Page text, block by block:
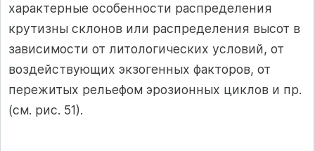
характерные особенности распределения
крутизны склонов или распределения высот в
зависимости от литологических условий, от
воздействующих экзогенных факторов, от
пережитых рельефом эрозионных циклов и пр.
(см. рис. 51).